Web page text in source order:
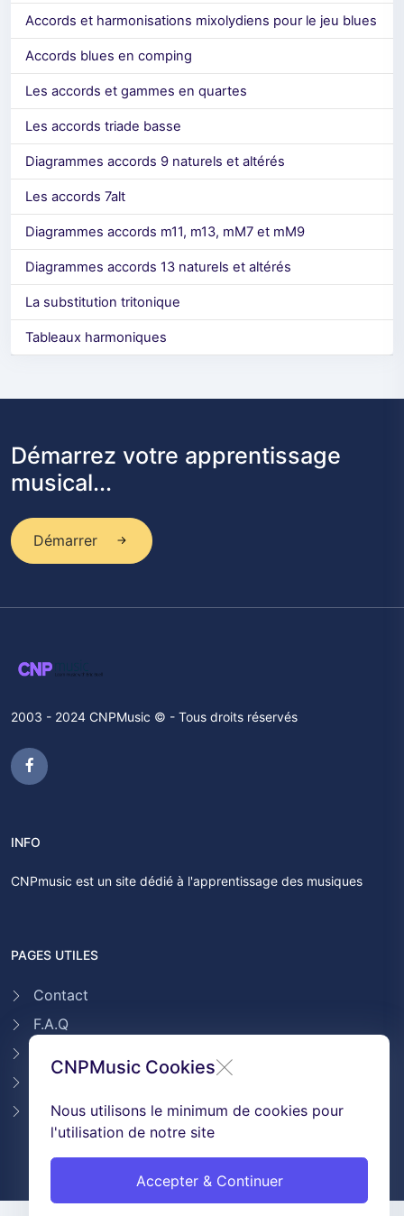
Accords et harmonisations mixolydiens pour le jeu blues
Accords blues en comping
Les accords et gammes en quartes
Les accords triade basse
Diagrammes accords 9 naturels et altérés
Les accords 7alt
Diagrammes accords m11, m13, mM7 et mM9
Diagrammes accords 13 naturels et altérés
La substitution tritonique
Tableaux harmoniques
CNPMusic Cookies
Nous utilisons le minimum de cookies pour
l'utilisation de notre site
Accepter & Continuer
Démarrez votre apprentissage
musical...
Démarrer
2003 - 2024 CNPMusic © - Tous droits réservés
INFO
CNPmusic est un site dédié à l'apprentissage des musiques
PAGES UTILES
Contact
F.A.Q
Conditions générales de ventes
GDPR & Cookies